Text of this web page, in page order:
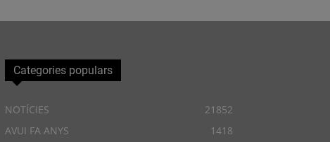
Categories populars
NOTÍCIES
21852
AVUI FA ANYS
1418